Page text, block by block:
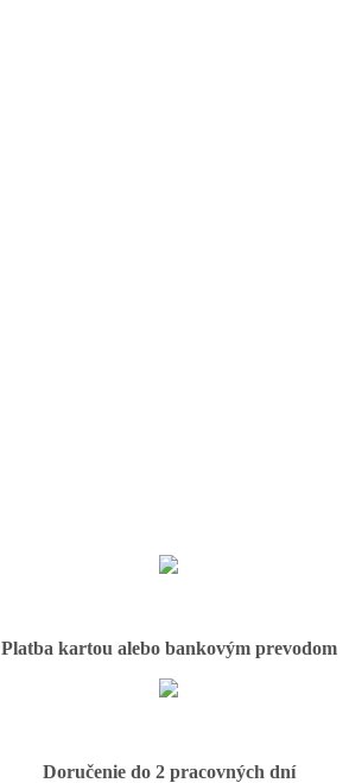
Platba kartou alebo bankovým prevodom
Doručenie do 2 pracovných dní